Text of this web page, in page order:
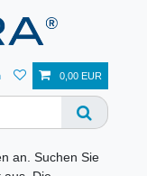
0,00 EUR
an. Suchen Sie